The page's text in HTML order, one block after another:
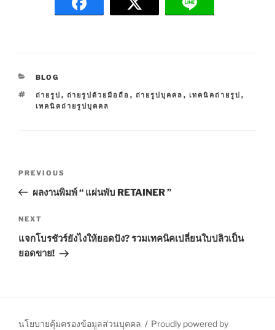
C
T
E
S
BLOG
T
A
ถ่ายรูป , ถ่ายรูปด้วยมือถือ , ถ่ายรูปบุคคล , เทคนิคถ่ายรูป ,
เทคนิคถ่ายรูปบุคคล
s
t
n
a
a
P
r
v
i
o
s
PREVIOUS
ผลงานพิมพ์ “ แผ่นพับ RETAINER ”
N
e
x
t
NEXT
แจกโบรชัวร์ยังไงให้ยอดปัง? รวมเทคนิคเปลี่ยนใบปลิวเป็น
ยอดขาย!
นโยบายคุ้มครองข้อมูลส่วนบุคคล Proudly powered by